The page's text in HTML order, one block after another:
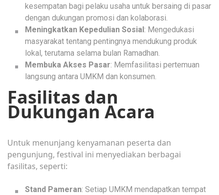
kesempatan bagi pelaku usaha untuk bersaing di pasar
dengan dukungan promosi dan kolaborasi.
Meningkatkan Kepedulian Sosial: Mengedukasi
masyarakat tentang pentingnya mendukung produk
lokal, terutama selama bulan Ramadhan.
Membuka Akses Pasar: Memfasilitasi pertemuan
langsung antara UMKM dan konsumen.
Fasilitas dan
Dukungan Acara
Untuk menunjang kenyamanan peserta dan
pengunjung, festival ini menyediakan berbagai
fasilitas, seperti:
Stand Pameran: Setiap UMKM mendapatkan tempat